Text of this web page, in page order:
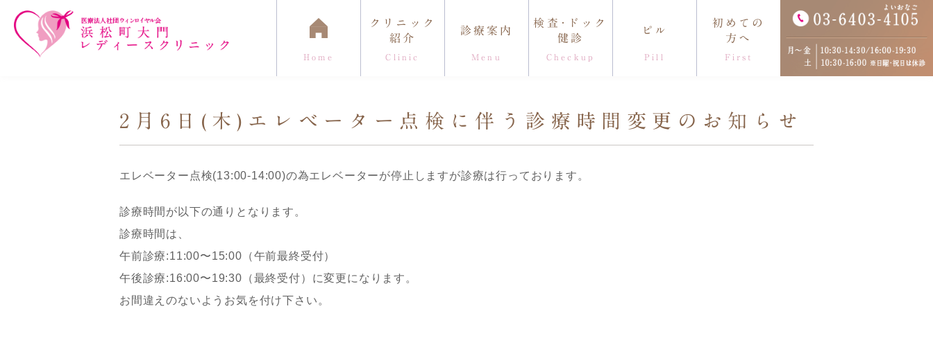
Home
クリニック
紹介
Clinic
診療案内
Menu
検査･ドック
健診
Checkup
ピル
Pill
初めての
方へ
First
2月6日(木)エレベーター点検に伴う診療時間変更のお知らせ
エレベーター点検(13:00-14:00)の為エレベーターが停止しますが診療は行っております。
診療時間が以下の通りとなります。
診療時間は、
午前診療:11:00〜15:00（午前最終受付）
午後診療:16:00〜19:30（最終受付）に変更になります。
お間違えのないようお気を付け下さい。